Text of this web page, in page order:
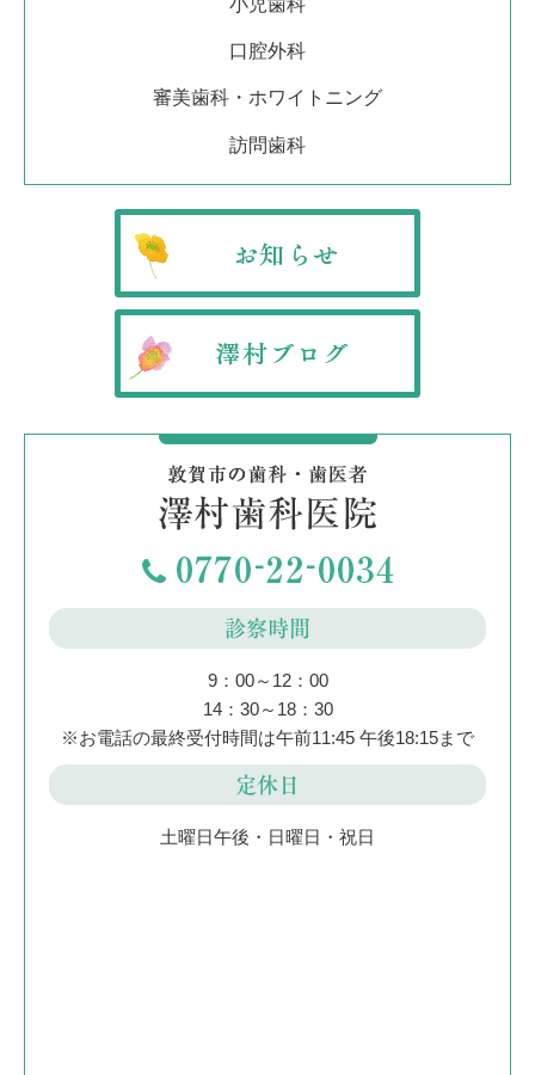
口腔外科
審美歯科・ホワイトニング
訪問歯科
診察時間
9：00～12：00
14：30～18：30
※お電話の最終受付時間は午前11:45 午後18:15まで
定休日
土曜日午後・日曜日・祝日